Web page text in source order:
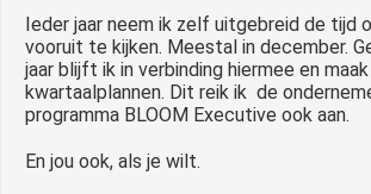
Ieder jaar neem ik zelf uitgebreid de tijd
vooruit te kijken. Meestal in december.
jaar blijft ik in verbinding hiermee en
kwartaalplannen. Dit reik ik de
programma BLOOM Executive ook aan.
En jou ook, als je wilt.